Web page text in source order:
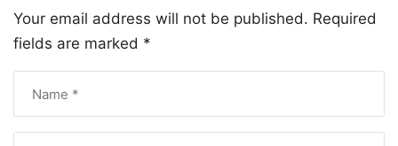
Your email address will not be published. Required
fields are marked *